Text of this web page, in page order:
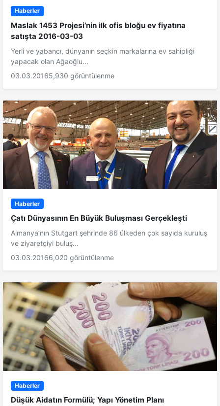
Haberler
Maslak 1453 Projesi’nin ilk ofis bloğu ev fiyatına
satışta 2016-03-03
Yerli ve yabancı, dünyanın seçkin markalarına ev sahipliği
yapacak olan Ağaoğlu...
03.03.20165,930 görüntülenme
Haberler
Çatı Dünyasının En Büyük Buluşması Gerçekleşti
Almanya’nın Stutgart şehrinde 86 ülkeden çok sayıda kuruluş
ve ziyaretçiyi buluş...
03.03.20166,020 görüntülenme
Haberler
Düşük Aidatın Formülü; Yapı Yönetim Planı